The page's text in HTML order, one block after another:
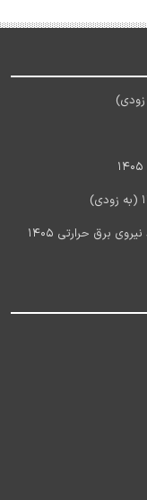
آخرین اخبار استخدام شرکت مادر تخصصی تولید نیروی برق حرارتی 1405